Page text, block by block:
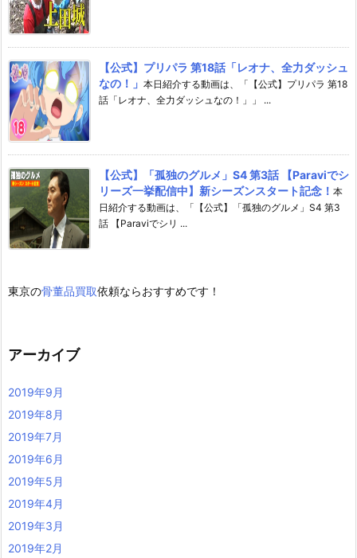
【公式】プリパラ 第18話「レオナ、全力ダッシュ
なの！」 本日紹介する動画は、「【公式】プリパラ 第18
話「レオナ、全力ダッシュなの！」」 ...
【公式】「孤独のグルメ」S4 第3話 【Paraviでシ
リーズ一挙配信中】新シーズンスタート記念！ 本
日紹介する動画は、「【公式】「孤独のグルメ」S4 第3
話 【Paraviでシリ ...
東京の骨董品買取依頼ならおすすめです！
アーカイブ
2019年9月
2019年8月
2019年7月
2019年6月
2019年5月
2019年4月
2019年3月
2019年2月